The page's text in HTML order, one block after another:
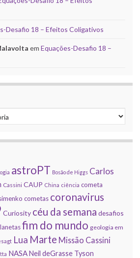
Desafio 18 – Efeitos Coligativos
em Equações-Desafio 18 –
astroPT Bosão de Higgs Carlos
Cassini CAUP China ciência cometa
cometas coronavirus
Curiosity céu da semana desafios
fim do mundo geologia em
Lua Marte Missão Cassini
NASANeil deGrasse Tyson